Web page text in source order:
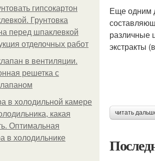
гипсокартон
Грунтовка
перед шпаклевкой
отделочных работ
в вентиляции.
решетка с
в холодильной камере
какая
Оптимальная
в холодильнике
Еще одним
различные
экстракты
читать